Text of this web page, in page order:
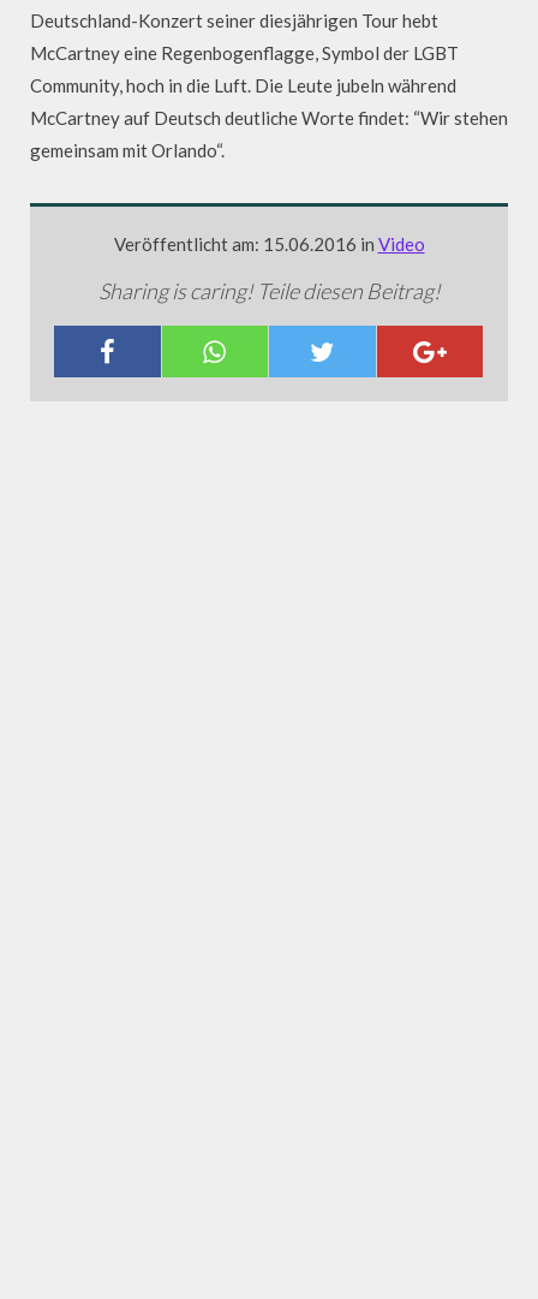
Deutschland-Konzert seiner diesjährigen Tour hebt
McCartney eine Regenbogenflagge, Symbol der LGBT
Community, hoch in die Luft. Die Leute jubeln während
McCartney auf Deutsch deutliche Worte findet: “Wir stehen
gemeinsam mit Orlando“.
Veröffentlicht am: 15.06.2016 in Video
Sharing is caring! Teile diesen Beitrag!